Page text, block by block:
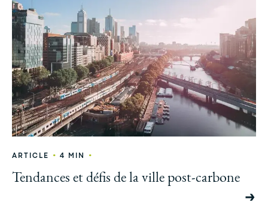
ARTICLE • 4 MIN •
Tendances et défis de la ville post-carbone